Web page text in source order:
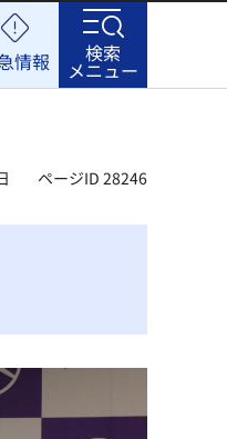
情報 検索
メニュー
ページID 28246